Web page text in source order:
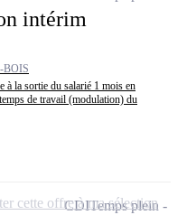
intérim
BOIS
la sortie du salarié 1 mois en
de travail (modulation) du
CDITemps plein
cette offre à ma sélection